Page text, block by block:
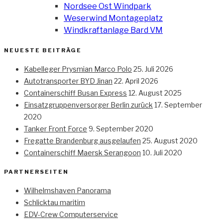
Nordsee Ost Windpark
Weserwind Montageplatz
Windkraftanlage Bard VM
NEUESTE BEITRÄGE
Kabelleger Prysmian Marco Polo 25. Juli 2026
Autotransporter BYD Jinan 22. April 2026
Containerschiff Busan Express 12. August 2025
Einsatzgruppenversorger Berlin zurück 17. September
2020
Tanker Front Force 9. September 2020
Fregatte Brandenburg ausgelaufen 25. August 2020
Containerschiff Maersk Serangoon 10. Juli 2020
PARTNERSEITEN
Wilhelmshaven Panorama
Schlicktau maritim
EDV-Crew Computerservice